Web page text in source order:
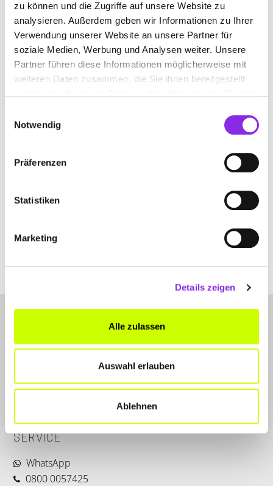
zu können und die Zugriffe auf unsere Website zu
analysieren. Außerdem geben wir Informationen zu Ihrer
Verwendung unserer Website an unsere Partner für
soziale Medien, Werbung und Analysen weiter. Unsere
Partner führen diese Informationen möglicherweise mit
weiteren Daten zusammen, die Sie ihnen bereitgestellt
Notwendig
Präferenzen
Statistiken
Marketing
Details zeigen
Alle zulassen
Auswahl erlauben
Ablehnen
Suchen nach
Finden
KOBER ARCHITEKTURBÜRO
kober-architektur.de
LET'S CONNECT
SERVICE
WhatsApp
0800 0057425